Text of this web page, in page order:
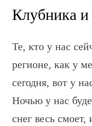
Клубника и
Те, кто у нас
регионе, как у
сегодня, вот у
Ночью у нас
снег весь смоет,